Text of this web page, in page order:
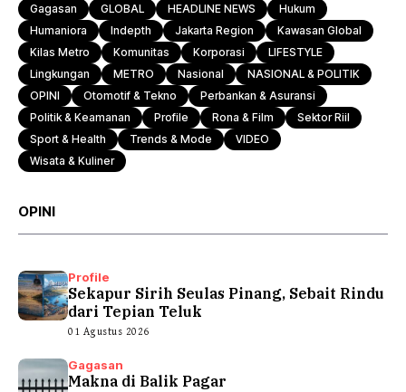
Gagasan
GLOBAL HEADLINE NEWS
Hukum
Humaniora
Indepth Jakarta Region
Kawasan Global
Kilas Metro
Komunitas Korporasi
LIFESTYLE
Lingkungan
METRO Nasional
NASIONAL & POLITIK
OPINI
Otomotif & Tekno
Perbankan & Asuransi
Politik & Keamanan
Profile Rona & Film
Sektor Riil
Sport & Health
Trends & Mode
VIDEO
Wisata & Kuliner
OPINI
Profile
Sekapur Sirih Seulas Pinang, Sebait Rindu
dari Tepian Teluk
01 Agustus 2026
Gagasan
Makna di Balik Pagar